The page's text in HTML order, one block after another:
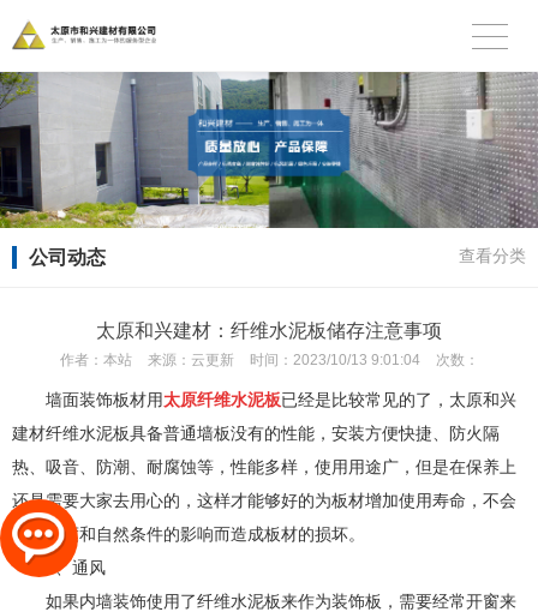
公司动态 查看分类
太原和兴建材：纤维水泥板储存注意事项
作者： 本站 来源： 云更新 时间： 2023/10/13 9:01:04 次数：
墙面装饰板材用太原纤维水泥板已经是比较常见的了，太原和兴
建材纤维水泥板具备普通墙板没有的性能，安装方便快捷、防火隔
热、吸音、防潮、耐腐蚀等，性能多样，使用用途广，但是在保养上
还是需要大家去用心的，这样才能够好的为板材增加使用寿命，不会
因为温度和自然条件的影响而造成板材的损坏。
1、通风
如果内墙装饰使用了纤维水泥板来作为装饰板，需要经常开窗来